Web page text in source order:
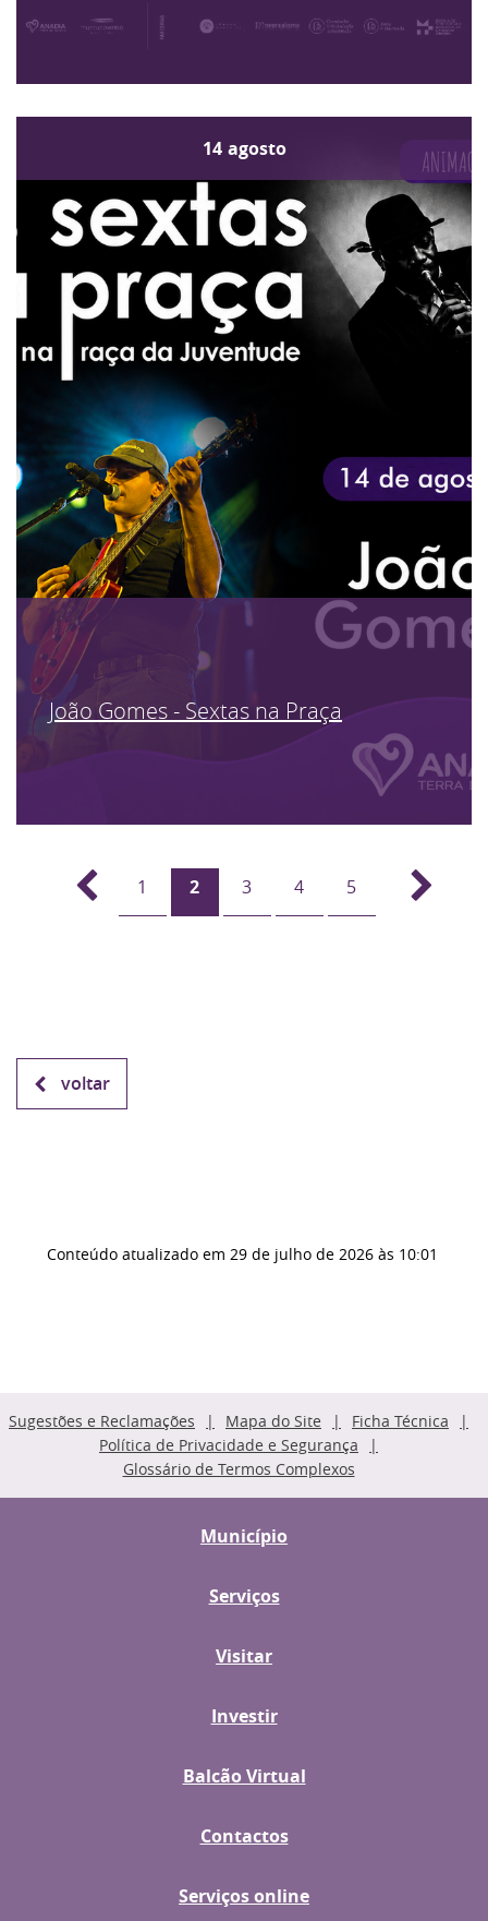
14 agosto
João Gomes - Sextas na Praça
1 2 3 4 5
voltar
Conteúdo atualizado em 29 de julho de 2026 às 10:01
Sugestões e Reclamações Mapa do Site
Ficha Técnica
Política de Privacidade e Segurança
Glossário de Termos Complexos
Município
Serviços
Visitar
Investir
Balcão Virtual
Contactos
Serviços online